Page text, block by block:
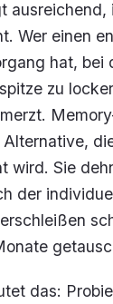
ausreichend,
Wer einen
hat, bei
zu
wird. Sie
der
das: